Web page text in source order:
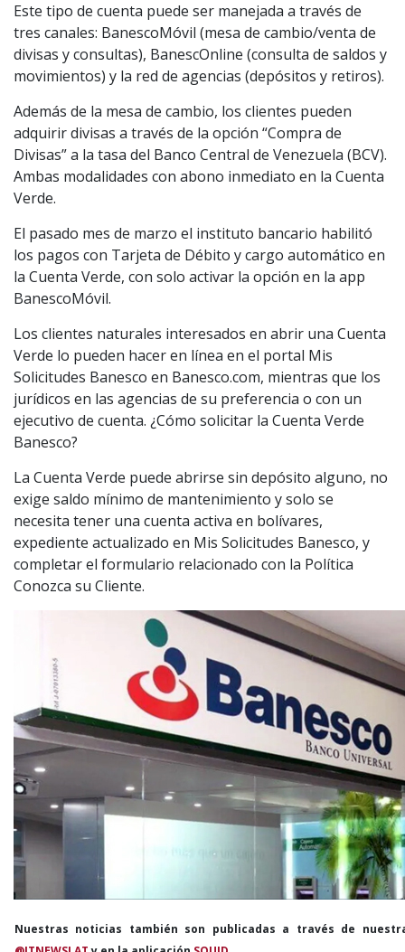
Este tipo de cuenta puede ser manejada a través de
tres canales: BanescoMóvil (mesa de cambio/venta de
divisas y consultas), BanescOnline (consulta de saldos y
movimientos) y la red de agencias (depósitos y retiros).
Además de la mesa de cambio, los clientes pueden
adquirir divisas a través de la opción “Compra de
Divisas” a la tasa del Banco Central de Venezuela (BCV).
Ambas modalidades con abono inmediato en la Cuenta
Verde.
El pasado mes de marzo el instituto bancario habilitó
los pagos con Tarjeta de Débito y cargo automático en
la Cuenta Verde, con solo activar la opción en la app
BanescoMóvil.
Los clientes naturales interesados en abrir una Cuenta
Verde lo pueden hacer en línea en el portal Mis
Solicitudes Banesco en Banesco.com, mientras que los
jurídicos en las agencias de su preferencia o con un
ejecutivo de cuenta. ¿Cómo solicitar la Cuenta Verde
Banesco?
La Cuenta Verde puede abrirse sin depósito alguno, no
exige saldo mínimo de mantenimiento y solo se
necesita tener una cuenta activa en bolívares,
expediente actualizado en Mis Solicitudes Banesco, y
completar el formulario relacionado con la Política
Conozca su Cliente.
Nuestras noticias también son publicadas a través de